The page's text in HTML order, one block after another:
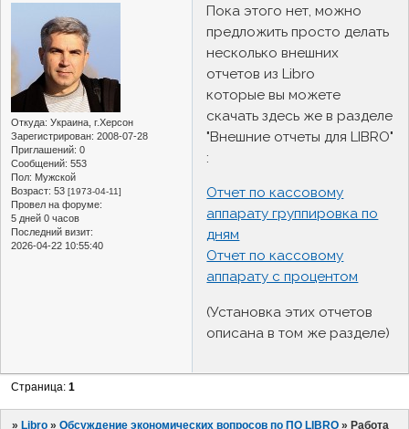
Откуда: Украина, г.Херсон
Зарегистрирован: 2008-07-28
Приглашений: 0
Сообщений: 553
Пол: Мужской
Возраст: 53 [1973-04-11]
Провел на форуме:
5 дней 0 часов
Последний визит:
2026-04-22 10:55:40
Пока этого нет, можно
предложить просто делать
несколько внешних
отчетов из Libro
которые вы можете
скачать здесь же в разделе
"Внешние отчеты для LIBRO"
:
Отчет по кассовому
аппарату группировка по
дням
Отчет по кассовому
аппарату с процентом
(Установка этих отчетов
описана в том же разделе)
Страница:1
» Libro »Обсуждение экономических вопросов по ПО LIBRO » Работа